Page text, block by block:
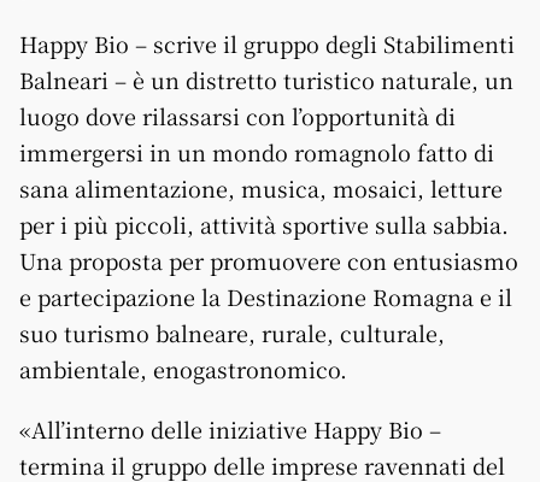
Happy Bio – scrive il gruppo degli Stabilimenti
Balneari – è un distretto turistico naturale, un
luogo dove rilassarsi con l’opportunità di
immergersi in un mondo romagnolo fatto di
sana alimentazione, musica, mosaici, letture
per i più piccoli, attività sportive sulla sabbia.
Una proposta per promuovere con entusiasmo
e partecipazione la Destinazione Romagna e il
suo turismo balneare, rurale, culturale,
ambientale, enogastronomico.
«All’interno delle iniziative Happy Bio –
termina il gruppo delle imprese ravennati del